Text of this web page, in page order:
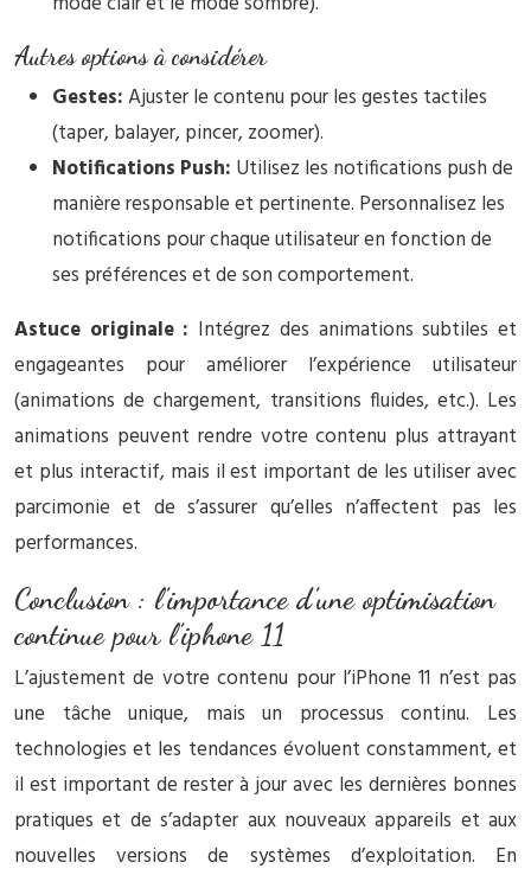
Autres options à considérer
Gestes:Ajuster le contenu pour les gestes tactiles
(taper, balayer, pincer, zoomer).
Notifications Push: Utilisez les notifications push de
manière responsable et pertinente. Personnalisez les
notifications pour chaque utilisateur en fonction de
ses préférences et de son comportement.
Astuce originale : Intégrez des animations subtiles et
engageantes pour améliorer l’expérience utilisateur
(animations de chargement, transitions fluides, etc.). Les
animations peuvent rendre votre contenu plus attrayant
et plus interactif, mais il est important de les utiliser avec
parcimonie et de s’assurer qu’elles n’affectent pas les
performances.
Conclusion : l’importance d’une optimisation
continue pour l’iphone 11
L’ajustement de votre contenu pour l’iPhone 11 n’est pas
une tâche unique, mais un processus continu. Les
technologies et les tendances évoluent constamment, et
il est important de rester à jour avec les dernières bonnes
pratiques et de s’adapter aux nouveaux appareils et aux
nouvelles versions de systèmes d’exploitation. En